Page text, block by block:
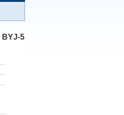
5